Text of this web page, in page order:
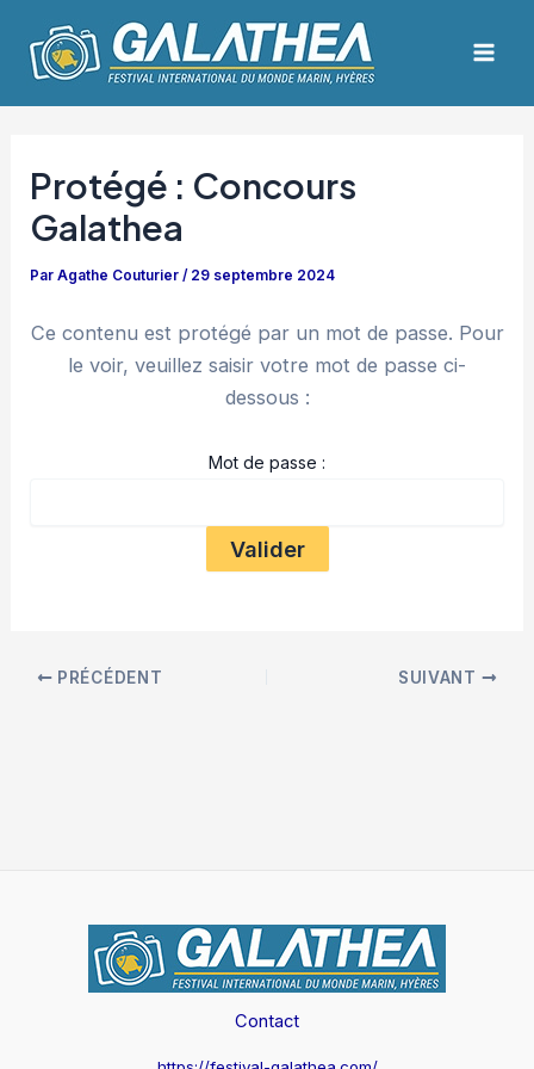
contenu
Protégé : Concours
Galathea
ParAgathe Couturier/ 29 septembre 2024
Ce contenu est protégé par un mot de passe. Pour
le voir, veuillez saisir votre mot de passe ci-
dessous :
Mot de passe :
des
articles
PRÉCÉDENT SUIVANT
Contact